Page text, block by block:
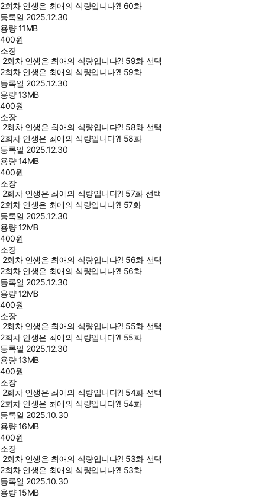
2회차 인생은 최애의 식량입니다?! 60화
등록일 2025.12.30
용량11MB
400원
소장
2회차 인생은 최애의 식량입니다?! 59화 선택
2회차 인생은 최애의 식량입니다?! 59화
등록일 2025.12.30
용량13MB
400원
소장
2회차 인생은 최애의 식량입니다?! 58화 선택
2회차 인생은 최애의 식량입니다?! 58화
등록일 2025.12.30
용량14MB
400원
소장
2회차 인생은 최애의 식량입니다?! 57화 선택
2회차 인생은 최애의 식량입니다?! 57화
등록일 2025.12.30
용량12MB
400원
소장
2회차 인생은 최애의 식량입니다?! 56화 선택
2회차 인생은 최애의 식량입니다?! 56화
등록일 2025.12.30
용량12MB
400원
소장
2회차 인생은 최애의 식량입니다?! 55화 선택
2회차 인생은 최애의 식량입니다?! 55화
등록일 2025.12.30
용량13MB
400원
소장
2회차 인생은 최애의 식량입니다?! 54화 선택
2회차 인생은 최애의 식량입니다?! 54화
등록일 2025.10.30
용량16MB
400원
소장
2회차 인생은 최애의 식량입니다?! 53화 선택
2회차 인생은 최애의 식량입니다?! 53화
등록일 2025.10.30
용량15MB